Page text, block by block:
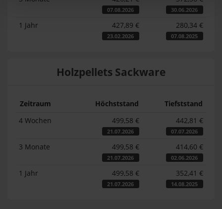
07.08.2026 30.06.2026
1 Jahr 427,89 €
23.02.2026
280,34 €
07.08.2025
Holzpellets Sackware
Zeitraum Höchststand
Tiefststand
4 Wochen
499,58 €
21.07.2026
442,81 €
07.07.2026
3 Monate 499,58 €
21.07.2026
414,60 €
02.06.2026
1 Jahr 499,58 €
21.07.2026
352,41 €
14.08.2025